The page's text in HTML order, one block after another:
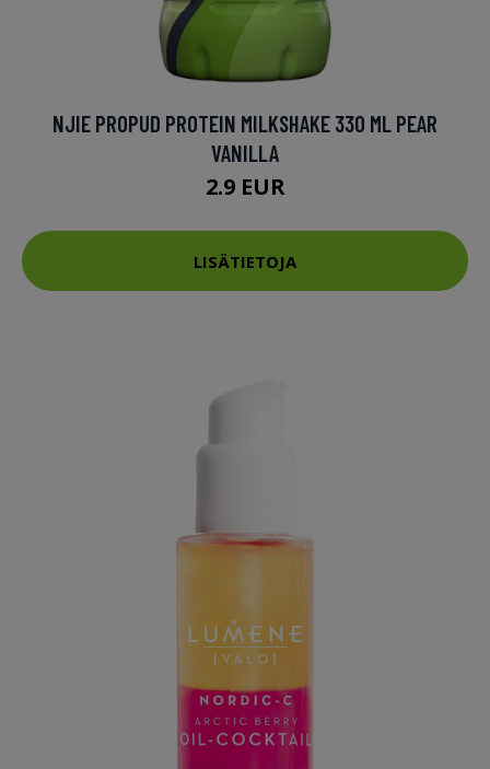
NJIE PROPUD PROTEIN MILKSHAKE 330 ML PEAR
VANILLA
2.9 EUR
LISÄTIETOJA